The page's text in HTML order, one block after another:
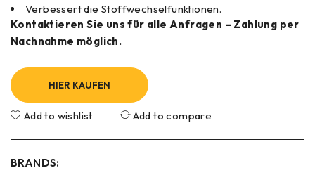
Verbessert die Stoffwechselfunktionen.
Kontaktieren Sie uns für alle Anfragen – Zahlung per
Nachnahme möglich.
HIER KAUFEN
Add to wishlist Add to compare
BRANDS: